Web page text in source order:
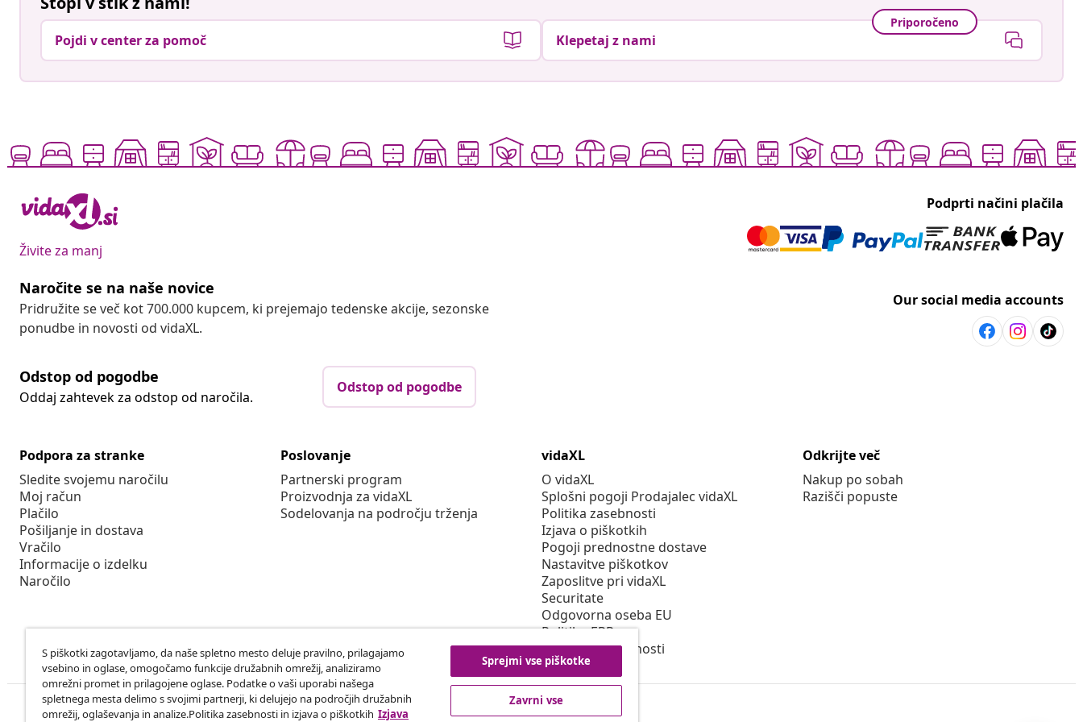
Pojdi v center za pomoč
Priporočeno
Klepetaj z nami
Živite za manj
Podprti načini plačila
Naročite se na naše novice
Pridružite se več kot 700.000 kupcem, ki prejemajo tedenske akcije, sezonske
ponudbe in novosti od vidaXL.
Our social media accounts
Odstop od pogodbe
Oddaj zahtevek za odstop od naročila.
Odstop od pogodbe
Podpora za stranke
Sledite svojemu naročilu
Moj račun
Plačilo
Pošiljanje in dostava
Vračilo
Informacije o izdelku
Naročilo
Poslovanje
Partnerski program
Proizvodnja za vidaXL
Sodelovanja na področju trženja
vidaXL
O vidaXL
Splošni pogoji Prodajalec vidaXL
Politika zasebnosti
Izjava o piškotkih
Pogoji prednostne dostave
Nastavitve piškotkov
Zaposlitve pri vidaXL
Securitate
Odgovorna oseba EU
Politiko EPR
Izjava o dostopnosti
Odkrijte več
Nakup po sobah
Razišči popuste
S piškotki zagotavljamo, da naše spletno mesto deluje pravilno, prilagajamo
vsebino in oglase, omogočamo funkcije družabnih omrežij, analiziramo
omrežni promet in prilagojene oglase. Podatke o vaši uporabi našega
spletnega mesta delimo s svojimi partnerji, ki delujejo na področjih družabnih
omrežij, oglaševanja in analize.Politika zasebnosti in izjava o piškotkih Izjava
Sprejmi vse piškotke
Zavrni vse